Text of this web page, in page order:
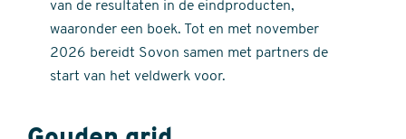
van de resultaten in de eindproducten,
waaronder een boek. Tot en met november
2026 bereidt Sovon samen met partners de
start van het veldwerk voor.